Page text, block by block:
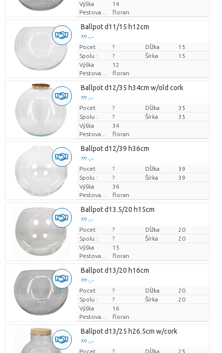
Výška
14
floran
Ballpot d11/15 h12cm
??? -,--
Cena za kus
Pocet ? Dĺžka
15
Spolu :
? Šírka
15
Výška
12
floran
Ballpot d12/35 h34cm w/old cork
??? -,--
Cena za kus
Pocet ? Dĺžka
35
Spolu :
? Šírka
35
Výška
34
floran
Ballpot d12/39 h36cm
??? -,--
Cena za kus
Pocet ? Dĺžka
39
Spolu :
? Šírka
39
Výška
36
floran
Ballpot d13.5/20 h15cm
??? -,--
Cena za kus
Pocet ? Dĺžka
20
Spolu :
? Šírka
20
Výška
15
floran
Ballpot d13/20 h16cm
??? -,--
Cena za kus
Pocet ? Dĺžka
20
Spolu :
? Šírka
20
Výška
16
floran
Ballpot d13/25 h26.5cm w/cork
??? -,--
Cena za kus
Pocet ? Dĺžka
25